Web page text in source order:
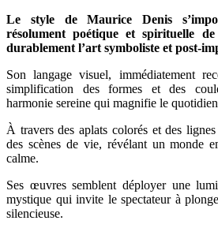
Le style de Maurice Denis
résolument poétique et spirituelle
durablement l’art symboliste et post-
Son langage visuel, immédiatement
simplification des formes et des
harmonie sereine qui magnifie le
À travers des aplats colorés et des
des scènes de vie, révélant un monde
calme.
Ses œuvres semblent déployer une
mystique qui invite le spectateur à
silencieuse.